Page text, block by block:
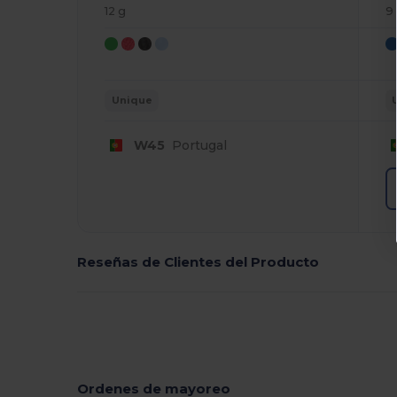
12 g
Unique
W45 Portugal
9 g
Reseñas de Clientes del Producto
Ordenes de mayoreo